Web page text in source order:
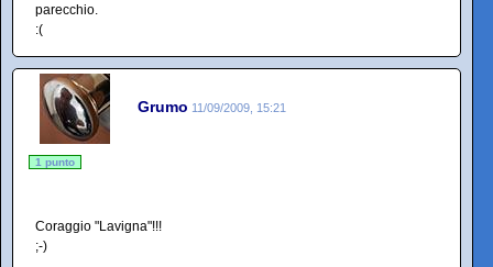
parecchio.
:(
Grumo 11/09/2009, 15:21
1 punto
Coraggio "Lavigna"!!!
;-)